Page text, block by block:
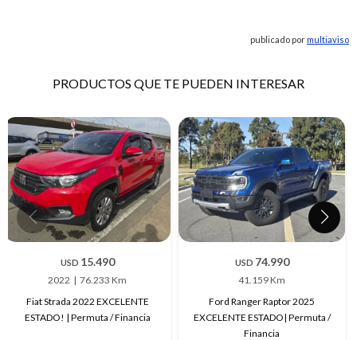
publicado pormultiaviso
PRODUCTOS QUE TE PUEDEN INTERESAR
USD 15.490
2022
76.233 Km
Fiat Strada 2022 EXCELENTE
ESTADO! | Permuta / Financia
USD 74.990
41.159 Km
Ford Ranger Raptor 2025
EXCELENTE ESTADO| Permuta /
Financia